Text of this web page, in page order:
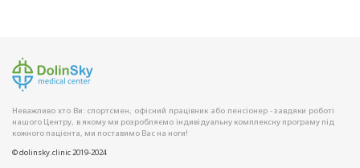
Неважливо хто Ви: спортсмен, офісний працівник або пенсіонер - завдяки роботі
нашого Центру, в якому ми розробляємо індивідуальну комплексну програму під
кожного пацієнта, ми поставимо Вас на ноги!
© dolinsky.clinic 2019-2024